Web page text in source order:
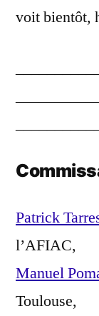
voit bientôt,
Patrick
l’AFIAC,
Manuel
Toulouse,